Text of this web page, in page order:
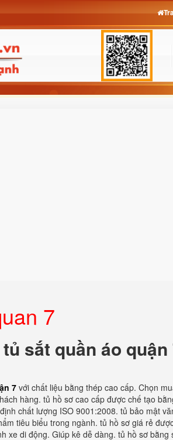
7
tủ sắt quần áo quận
7 với chất liệu bằng thép cao cấp. Chọn
hàng. tủ hồ sơ cao cấp được chế tạo
chất lượng ISO 9001:2008. tủ bảo mật
tiêu biểu trong ngành. tủ hồ sơ giá rẻ
xe di động. Giúp kê dễ dàng. tủ hồ sơ